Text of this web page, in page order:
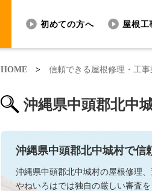
初めての方へ 屋根工
HOME > 信頼できる屋根修理・工事
沖縄県中頭郡北中
沖縄県中頭郡北中城村で信
沖縄県中頭郡北中城村の屋根修理
やねいろはでは独自の厳しい審査